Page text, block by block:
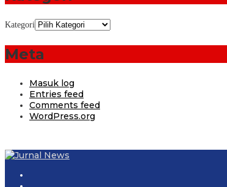
Kategori
Meta
Masuk log
Entries feed
Comments feed
WordPress.org